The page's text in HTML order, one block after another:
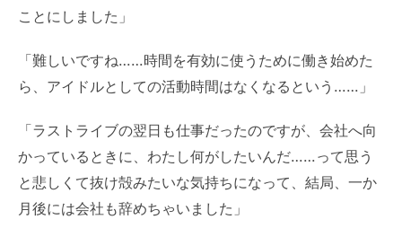
ことにしました」
「難しいですね……時間を有効に使うために働き始めた
ら、アイドルとしての活動時間はなくなるという……」
「ラストライブの翌日も仕事だったのですが、会社へ向
かっているときに、わたし何がしたいんだ……って思う
と悲しくて抜け殻みたいな気持ちになって、結局、一か
月後には会社も辞めちゃいました」